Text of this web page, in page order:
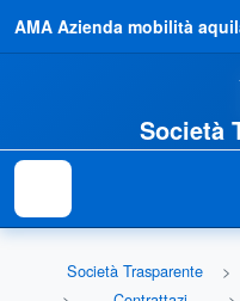
AMA Azienda mobilità
Società
Società Trasparente